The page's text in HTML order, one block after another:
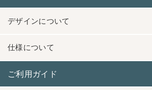
デザインについて
仕様について
ご利用ガイド